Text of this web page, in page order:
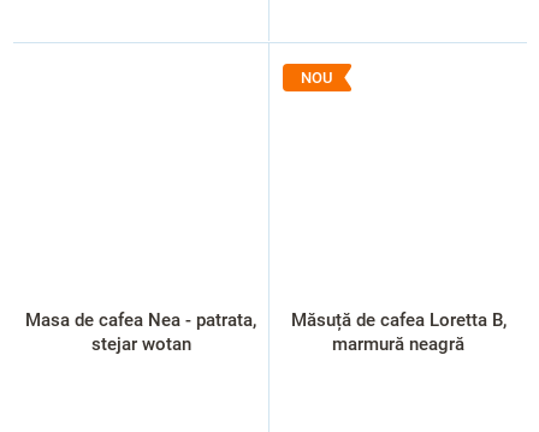
Masa de cafea Nea - patrata,
stejar wotan
NOU
Măsuță de cafea Loretta B,
marmură neagră